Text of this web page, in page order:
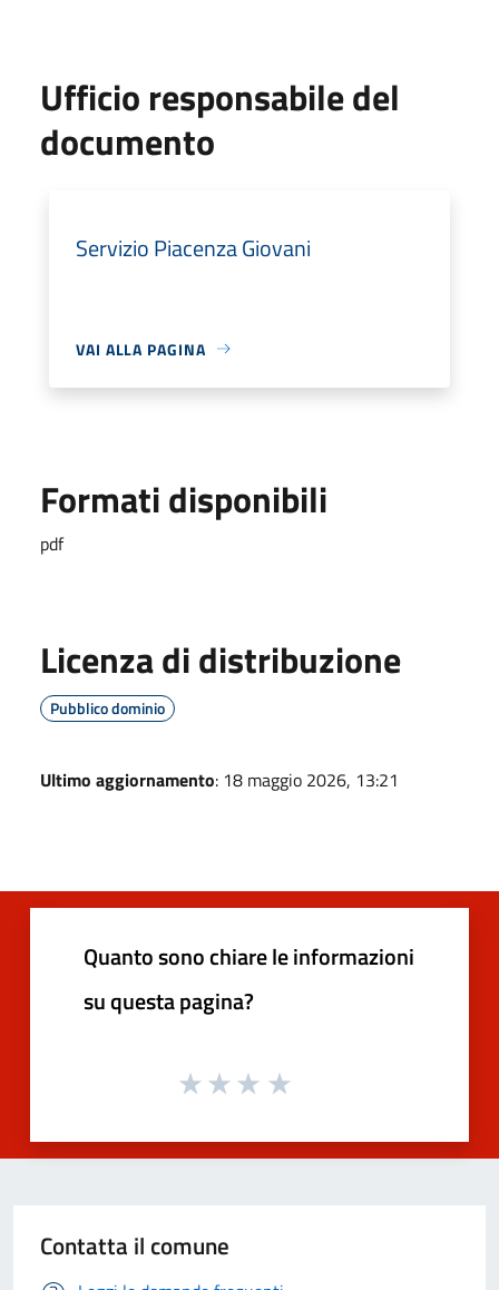
Ufficio responsabile del
documento
Servizio Piacenza Giovani
VAI ALLA PAGINA
Formati disponibili
pdf
Licenza di distribuzione
Pubblico dominio
Ultimo aggiornamento: 18 maggio 2026, 13:21
Quanto sono chiare le informazioni
su questa pagina?
Contatta il comune